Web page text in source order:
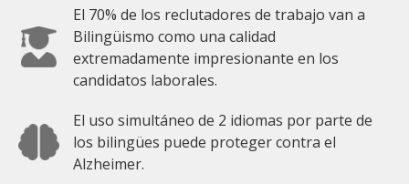
El 70% de los reclutadores de trabajo van a
Bilingüismo como una calidad
extremadamente impresionante en los
candidatos laborales.
El uso simultáneo de 2 idiomas por parte de
los bilingües puede proteger contra el
Alzheimer.